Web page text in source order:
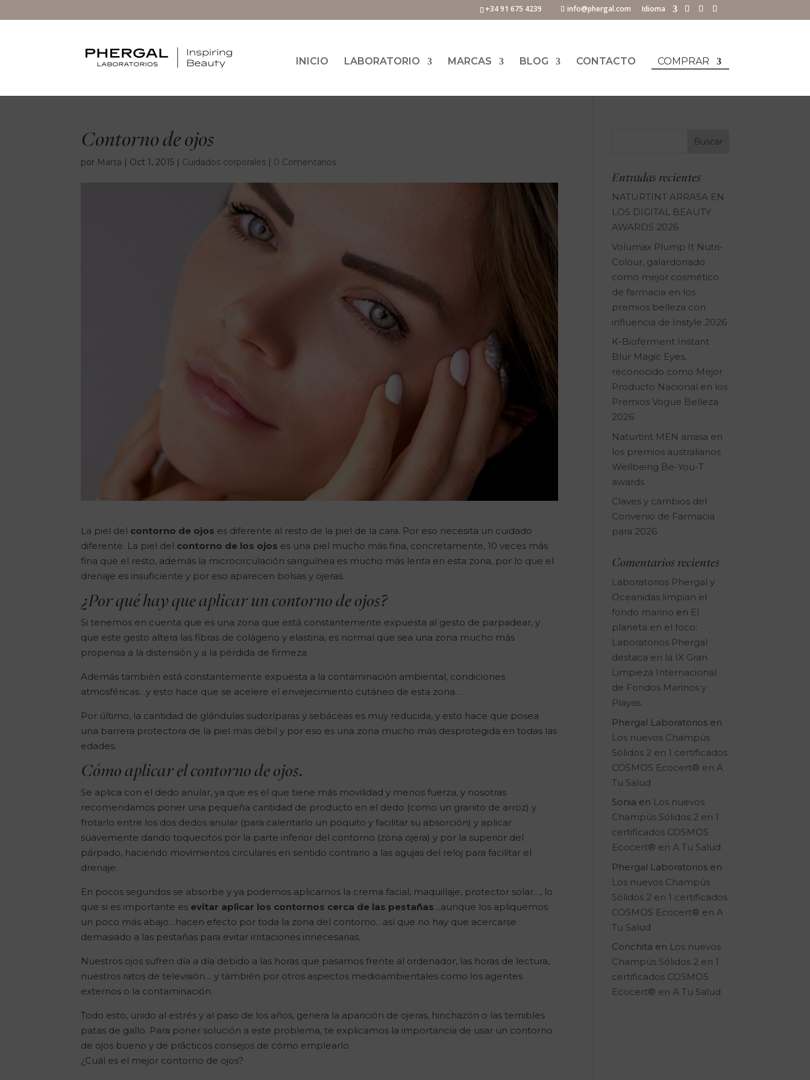
+34 91 675 4239 info@phergal.com Idioma
INICIO LABORATORIO MARCAS BLOG CONTACTO COMPRAR
Contorno de ojos
por Marta | Oct 1, 2015 | Cuidados corporales | 0 Comentarios
La piel del contorno de ojos es diferente al resto de la piel de la cara. Por eso necesita un cuidado
diferente. La piel del contorno de los ojos es una piel mucho más fina, concretamente, 10 veces más
fina que el resto, además la microcirculación sanguínea es mucho más lenta en esta zona, por lo que el
drenaje es insuficiente y por eso aparecen bolsas y ojeras.
¿Por qué hay que aplicar un contorno de ojos?
Si tenemos en cuenta que es una zona que está constantemente expuesta al gesto de parpadear, y
que este gesto altera las fibras de colágeno y elastina, es normal que sea una zona mucho más
propensa a la distensión y a la pérdida de firmeza.
Además también está constantemente expuesta a la contaminación ambiental, condiciones
atmosféricas…y esto hace que se acelere el envejecimiento cutáneo de esta zona…
Por último, la cantidad de glándulas sudoríparas y sebáceas es muy reducida, y esto hace que posea
una barrera protectora de la piel más débil y por eso es una zona mucho más desprotegida en todas las
edades.
Cómo aplicar el contorno de ojos.
Se aplica con el dedo anular, ya que es el que tiene más movilidad y menos fuerza, y nosotras
recomendamos poner una pequeña cantidad de producto en el dedo (como un granito de arroz) y
frotarlo entre los dos dedos anular (para calentarlo un poquito y facilitar su absorción) y aplicar
suavemente dando toquecitos por la parte inferior del contorno (zona ojera) y por la superior del
párpado, haciendo movimientos circulares en sentido contrario a las agujas del reloj para facilitar el
drenaje.
En pocos segundos se absorbe y ya podemos aplicarnos la crema facial, maquillaje, protector solar…, lo
que sí es importante es evitar aplicar los contornos cerca de las pestañas…aunque los apliquemos
un poco más abajo…hacen efecto por toda la zona del contorno…así que no hay que acercarse
demasiado a las pestañas para evitar irritaciones innecesarias.
Nuestros ojos sufren día a día debido a las horas que pasamos frente al ordenador, las horas de lectura,
nuestros ratos de televisión… y también por otros aspectos medioambientales como los agentes
externos o la contaminación.
Todo esto, unido al estrés y al paso de los años, genera la aparición de ojeras, hinchazón o las temibles
patas de gallo. Para poner solución a este problema, te explicamos la importancia de usar un contorno
de ojos bueno y de prácticos consejos de cómo emplearlo.
¿Cuál es el mejor contorno de ojos?
Entradas recientes
NATURTINT ARRASA EN
LOS DIGITAL BEAUTY
AWARDS 2026
Volumax Plump It Nutri-
Colour, galardonado
como mejor cosmético
de farmacia en los
premios belleza con
influencia de Instyle 2026
K-Bioferment Instant
Blur Magic Eyes,
reconocido como Mejor
Producto Nacional en los
Premios Vogue Belleza
2026
Naturtint MEN arrasa en
los premios australianos
Wellbeing Be-You-T
awards
Claves y cambios del
Convenio de Farmacia
para 2026
Comentarios recientes
Laboratorios Phergal y
Oceanidas limpian el
fondo marino en El
planeta en el foco:
Laboratorios Phergal
destaca en la IX Gran
Limpieza Internacional
de Fondos Marinos y
Playas.
Phergal Laboratorios en
Los nuevos Champús
Sólidos 2 en 1 certificados
COSMOS Ecocert® en A
Tu Salud
Sonia en Los nuevos
Champús Sólidos 2 en 1
certificados COSMOS
Ecocert® en A Tu Salud
Phergal Laboratorios en
Los nuevos Champús
Sólidos 2 en 1 certificados
COSMOS Ecocert® en A
Tu Salud
Conchita en Los nuevos
Champús Sólidos 2 en 1
certificados COSMOS
Ecocert® en A Tu Salud